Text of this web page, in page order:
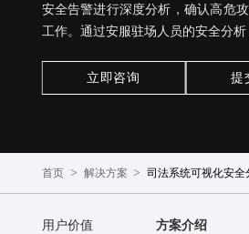
安全告警进行深度分析，确认高危
工作。通过安服驻场人员的安全分
立即咨询 提
首页 > 解决方案 > 司法系统可视化安
用户价值 方案介绍